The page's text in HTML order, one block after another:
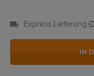
Express Lieferung
IN